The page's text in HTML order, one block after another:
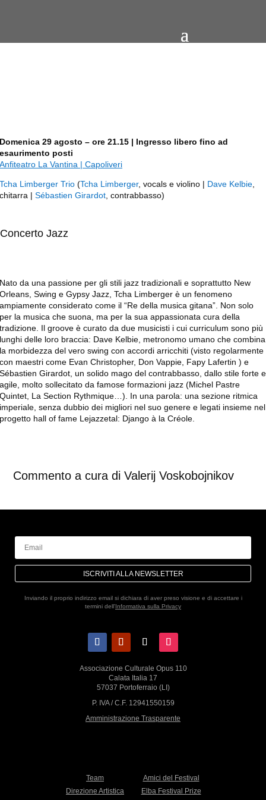
Domenica 29 agosto – ore 21.15 | Ingresso libero fino ad
esaurimento posti
Anfiteatro La Vantina | Capoliveri
Tcha Limberger Trio (Tcha Limberger, vocals e violino | Dave Kelbie
chitarra |Sébastien Girardot , contrabbasso)
Concerto Jazz
Nato da una passione per gli stili jazz tradizionali e soprattutto New
Orleans, Swing e Gypsy Jazz, Tcha Limberger è un fenomeno
ampiamente considerato come il “Re della musica gitana”. Non solo
per la musica che suona, ma per la sua appassionata cura della
tradizione. Il groove è curato da due musicisti i cui curriculum sono più
lunghi delle loro braccia: Dave Kelbie, metronomo umano che combina
la morbidezza del vero swing con accordi arricchiti (visto regolarmente
con maestri come Evan Christopher, Don Vappie, Fapy Lafertin ) e
Sébastien Girardot, un solido mago del contrabbasso, dallo stile forte e
agile, molto sollecitato da famose formazioni jazz (Michel Pastre
Quintet, La Section Rythmique…). In una parola: una sezione ritmica
imperiale, senza dubbio dei migliori nel suo genere e legati insieme nel
progetto hall of fame Lejazzetal: Django à la Créole.
Commento a cura di Valerij Voskobojnikov
ISCRIVITI ALLA NEWSLETTER
Inviando il proprio indirizzo email si dichiara di aver preso visione e di accettare i
termini dell'Informativa sulla Privacy
Associazione Culturale Opus 110
Calata Italia 17
57037 Portoferraio (LI)
P. IVA / C.F. 12941550159
Amministrazione Trasparente
Team
Amici del Festival
Direzione Artistica
Elba Festival Prize